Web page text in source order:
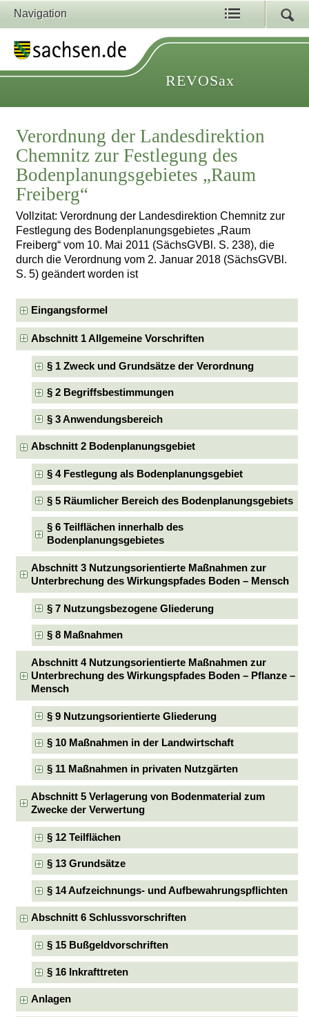
Navigation
REVOSax
Verordnung der Landesdirektion
Chemnitz zur Festlegung des
Bodenplanungsgebietes „Raum
Freiberg“
Vollzitat: Verordnung der Landesdirektion Chemnitz zur
Festlegung des Bodenplanungsgebietes „Raum
Freiberg“ vom 10. Mai 2011 (SächsGVBl. S. 238), die
durch die Verordnung vom 2. Januar 2018 (SächsGVBl.
S. 5) geändert worden ist
Eingangsformel
Abschnitt 1 Allgemeine Vorschriften
§ 1 Zweck und Grundsätze der Verordnung
§ 2 Begriffsbestimmungen
§ 3 Anwendungsbereich
Abschnitt 2 Bodenplanungsgebiet
§ 4 Festlegung als Bodenplanungsgebiet
§ 5 Räumlicher Bereich des Bodenplanungsgebiets
§ 6 Teilflächen innerhalb des
Bodenplanungsgebietes
Abschnitt 3 Nutzungsorientierte Maßnahmen zur
Unterbrechung des Wirkungspfades Boden – Mensch
§ 7 Nutzungsbezogene Gliederung
§ 8 Maßnahmen
Abschnitt 4 Nutzungsorientierte Maßnahmen zur
Unterbrechung des Wirkungspfades Boden – Pflanze –
Mensch
§ 9 Nutzungsorientierte Gliederung
§ 10 Maßnahmen in der Landwirtschaft
§ 11 Maßnahmen in privaten Nutzgärten
Abschnitt 5 Verlagerung von Bodenmaterial zum
Zwecke der Verwertung
§ 12 Teilflächen
§ 13 Grundsätze
§ 14 Aufzeichnungs- und Aufbewahrungspflichten
Abschnitt 6 Schlussvorschriften
§ 15 Bußgeldvorschriften
§ 16 Inkrafttreten
Anlagen